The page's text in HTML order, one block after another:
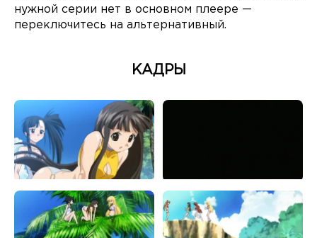
нужной серии нет в основном плеере —
переключитесь на альтернативный.
КАДРЫ